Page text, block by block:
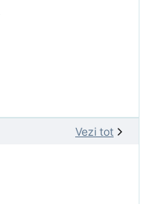
Vezi tot